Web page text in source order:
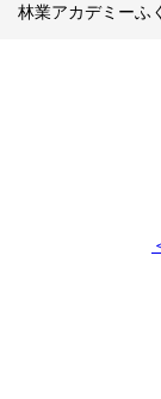
林業アカデミーふ